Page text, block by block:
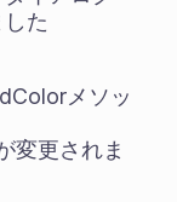
た
メソッ
変更されま